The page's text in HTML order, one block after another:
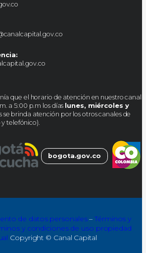
que el horario de atención en nuestro canal
a 5:00 p.m los días lunes, miércoles y
se brinda atención por los otros canales de
telefónico).
bogota.gov.co
de datos personales–Términos y
y condiciones de uso propiedad
Copyright © Canal Capital